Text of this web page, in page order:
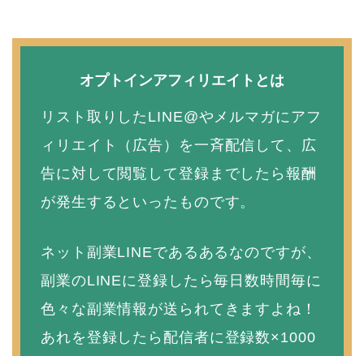
オプトインアフィリエイトとは
リスト取りしたLINE@やメルマガにアフ
ィリエイト（広告）を一斉配信して、広
告に対して閲覧して登録までしたら報酬
が発生するといったものです。
ネット副業LINEであるあるなのですが、
副業のLINEに登録したら毎日数時間毎に
色々な副業情報が送られてきますよね！
あれを登録したら配信者に登録数×1000